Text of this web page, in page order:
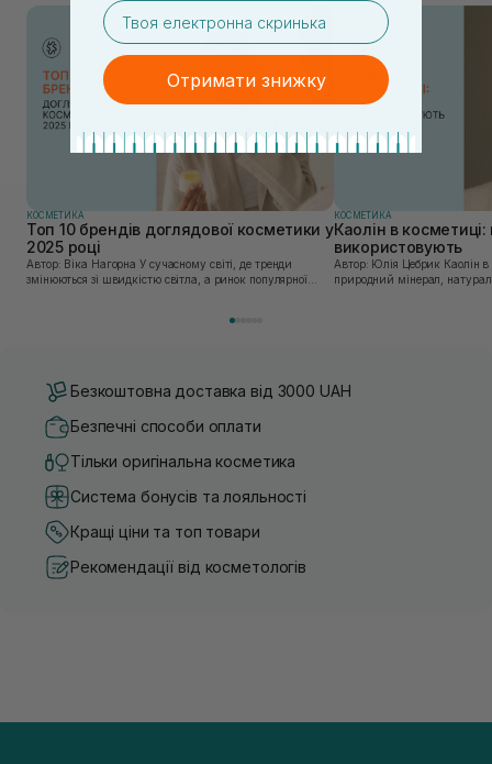
КОСМЕТИКА
Топ 10 брендів доглядової косметики у
2025 році
Автор: Віка Нагорна У сучасному світі, де тренди
змінюються зі швидкістю світла, а ринок популярної
КОСМЕТИКА
Каолін в
використовують
Автор: Юлія Цебрик Каолін в косметології – це
природний мінерал,
Безкоштовна доставка від 3000 UAH
Безпечні способи оплати
Тільки оригінальна косметика
Система бонусів та лояльності
Кращі ціни та топ товари
Рекомендації від косметологів
email
Отримати знижку